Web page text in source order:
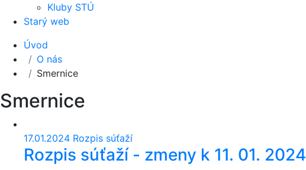
Kluby STÚ
Starý web
Úvod
O nás
Smernice
Smernice
17.01.2024 Rozpis súťaží
Rozpis súťaží - zmeny k 11. 01. 2024